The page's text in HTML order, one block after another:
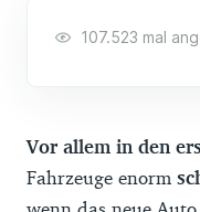
107.523 mal
Vor allem in den
Fahrzeuge enorm